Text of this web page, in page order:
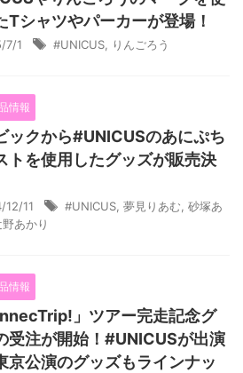
Tシャツやパーカーが登場！
7/1 #UNICUS りんごろう
情報
ックから#UNICUSのあにぷち
トを使用したグッズが販売決
12/11 #UNICUS 夢見りあむ 砂塚あ
あかり
情報
」ツアー完走記念グ
受注が開始！#UNICUSが出演
京公演のグッズもラインナッ